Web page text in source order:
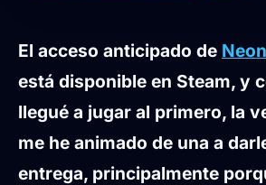
El acceso anticipado de
está disponible en Steam, y
llegué a jugar al primero, la
me he animado de una a
entrega, principalmente